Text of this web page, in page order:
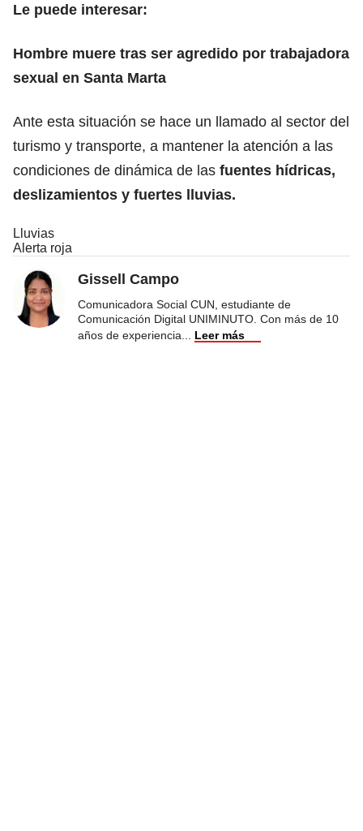
Le puede interesar:
Hombre muere tras ser agredido por trabajadora
sexual en Santa Marta
Ante esta situación se hace un llamado al sector del
turismo y transporte, a mantener la atención a las
condiciones de dinámica de las fuentes hídricas,
deslizamientos y fuertes lluvias.
Lluvias
Alerta roja
Gissell Campo
Comunicadora Social CUN, estudiante de
Comunicación Digital UNIMINUTO. Con más de 10
años de experiencia
Leer más